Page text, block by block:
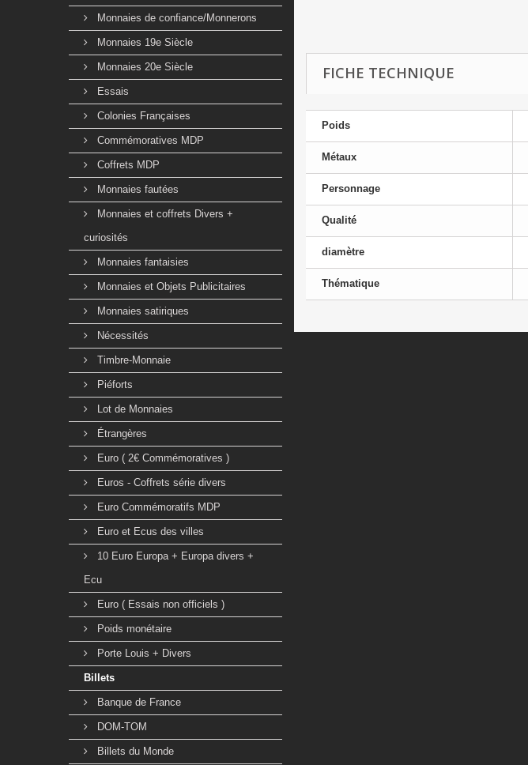
Monnaies de confiance/Monnerons
Monnaies 19e Siècle
Monnaies 20e Siècle
Essais
Colonies Françaises
Commémoratives MDP
Coffrets MDP
Monnaies fautées
Monnaies et coffrets Divers +
curiosités
Monnaies fantaisies
Monnaies et Objets Publicitaires
Monnaies satiriques
Nécessités
Timbre-Monnaie
Piéforts
Lot de Monnaies
Étrangères
Euro ( 2€ Commémoratives )
Euros - Coffrets série divers
Euro Commémoratifs MDP
Euro et Ecus des villes
10 Euro Europa + Europa divers +
Ecu
Euro ( Essais non officiels )
Poids monétaire
Porte Louis + Divers
Billets
Banque de France
DOM-TOM
Billets du Monde
FICHE TECHNIQUE
Poids
Métaux
Personnage
Qualité
diamètre
Thématique